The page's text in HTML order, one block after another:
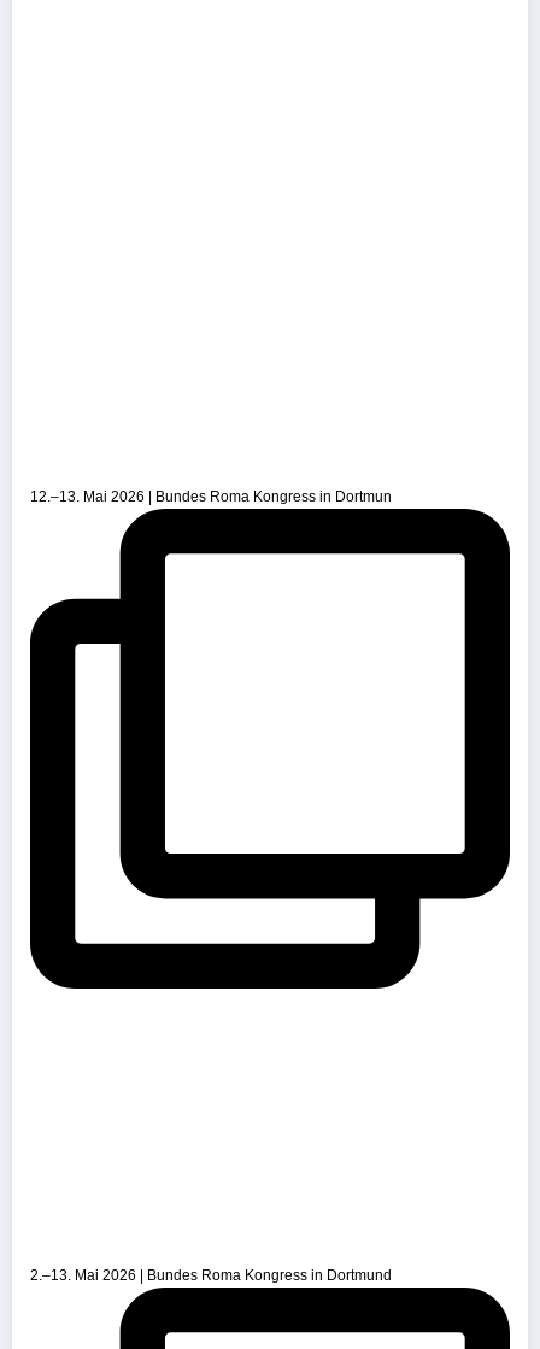
12.–13. Mai 2026 | Bundes Roma Kongress in Dortmun
2.–13. Mai 2026 | Bundes Roma Kongress in Dortmund